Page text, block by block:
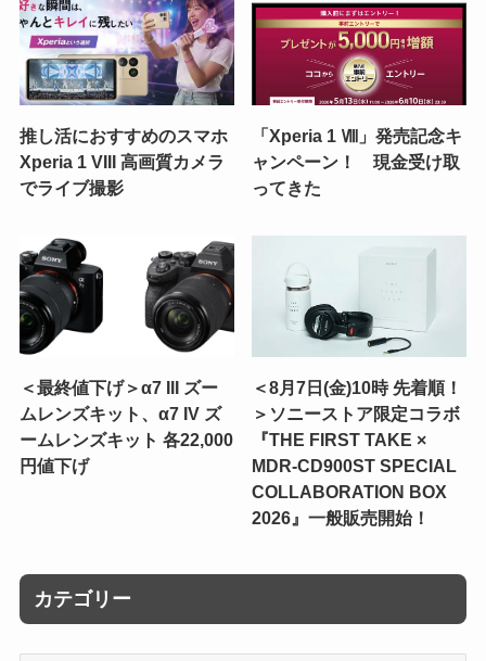
推し活におすすめのスマホ
Xperia 1 VIII 高画質カメラ
でライブ撮影
「Xperia 1 Ⅷ」発売記念キ
ャンペーン！ 現金受け取
ってきた
＜最終値下げ＞α7 III ズー
ムレンズキット、α7 IV ズ
ームレンズキット 各22,000
円値下げ
＜8月7日(金)10時 先着順！
＞ソニーストア限定コラボ
『THE FIRST TAKE ×
MDR-CD900ST SPECIAL
COLLABORATION BOX
2026』一般販売開始！
カテゴリー